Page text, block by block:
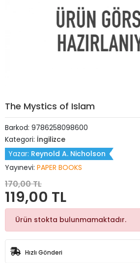
The Mystics of Islam
Barkod: 9786258098600
Kategori: İngilizce
Yazar: Reynold A. Nicholson
Yayınevi: PAPER BOOKS
170,00 TL
119,00 TL
Ürün stokta bulunmamaktadır.
Hızlı Gönderi